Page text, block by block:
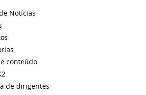
Notícias
conteúdo
de dirigentes